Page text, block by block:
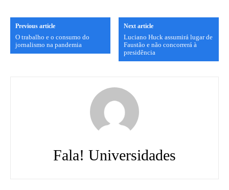
Previous article
O trabalho e o consumo do
jornalismo na pandemia
Next article
Luciano Huck assumirá lugar de
Faustão e não concorrerá à
presidência
Fala! Universidades